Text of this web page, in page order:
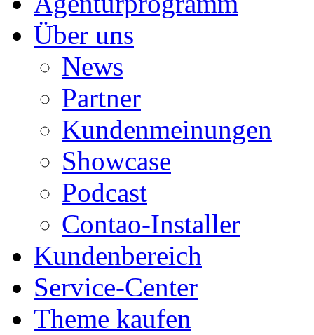
Über uns
News
Partner
Kundenmeinungen
Showcase
Podcast
Contao-Installer
Kundenbereich
Service-Center
Theme kaufen